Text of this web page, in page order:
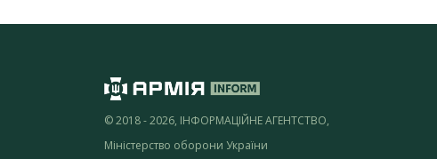
© 2018 - 2026, ІНФОРМАЦІЙНЕ АГЕНТСТВО,
Міністерство оборони України